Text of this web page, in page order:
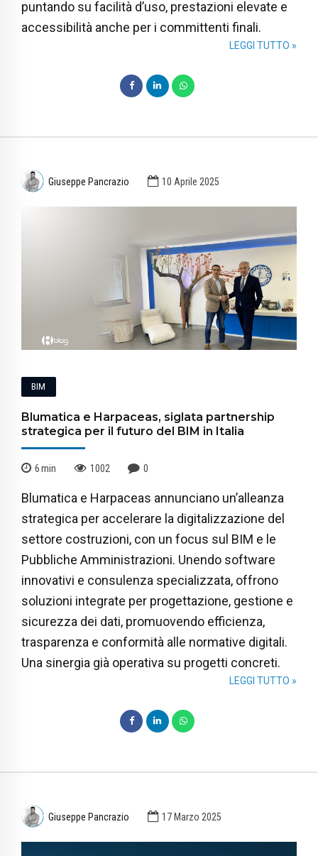
puntando su facilità d’uso, prestazioni elevate e
accessibilità anche per i committenti finali.
LEGGI TUTTO »
Giuseppe Pancrazio 10 Aprile 2025
BIM
Blumatica e Harpaceas, siglata partnership
strategica per il futuro del BIM in Italia
6min 1002 0
Blumatica e Harpaceas annunciano un’alleanza
strategica per accelerare la digitalizzazione del
settore costruzioni, con un focus sul BIM e le
Pubbliche Amministrazioni. Unendo software
innovativi e consulenza specializzata, offrono
soluzioni integrate per progettazione, gestione e
sicurezza dei dati, promuovendo efficienza,
trasparenza e conformità alle normative digitali.
Una sinergia già operativa su progetti concreti.
LEGGI TUTTO »
Giuseppe Pancrazio 17 Marzo 2025